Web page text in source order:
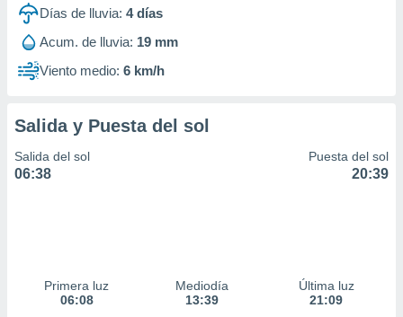
Días de lluvia: 4días
Acum. de lluvia: 19 mm
Viento medio: 6 km/h
Salida y Puesta del sol
Salida del sol
06:38
Puesta del sol
20:39
Primera luz
06:08
Mediodía
13:39
Última luz
21:09